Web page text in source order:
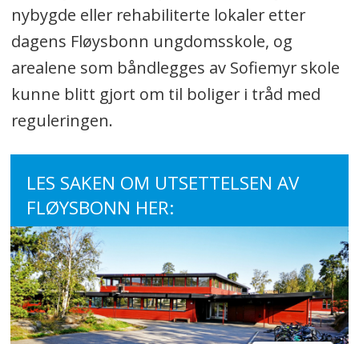
nybygde eller rehabiliterte lokaler etter
dagens Fløysbonn ungdomsskole, og
arealene som båndlegges av Sofiemyr skole
kunne blitt gjort om til boliger i tråd med
reguleringen.
LES SAKEN OM UTSETTELSEN AV
FLØYSBONN HER: